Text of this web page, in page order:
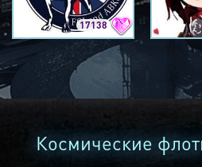
17138
Космические